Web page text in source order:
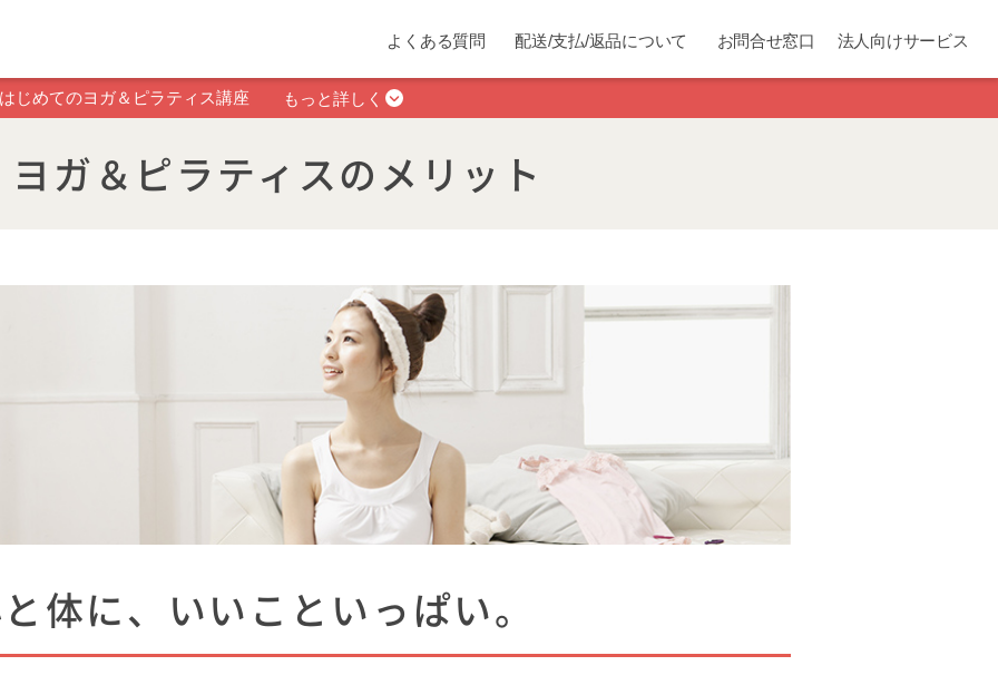
よくある質問 配送/支払/返品について お問合せ窓口 法人向けサービス
はじめてのヨガ＆ピラティス講座 もっと詳しく
ヨガ＆ピラティスのメリット
体に、いいこといっぱい。